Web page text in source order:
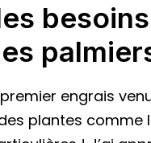
engrais
plantes comme